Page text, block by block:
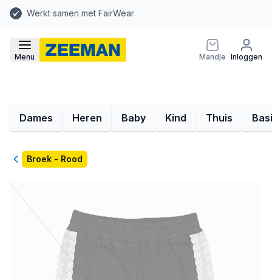
Werkt samen met FairWear
Menu Mandje Inloggen
Dames Heren Baby Kind Thuis
TerugBroek - Rood